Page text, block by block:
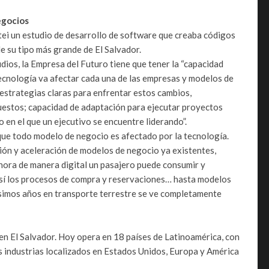
un estudio de desarrollo de software que creaba códigos
su tipo más grande de El Salvador.
la Empresa del Futuro tiene que tener la “capacidad
va afectar cada una de las empresas y modelos de
claras para enfrentar estos cambios,
capacidad de adaptación para ejecutar proyectos
el que un ejecutivo se encuentre liderando”.
todo modelo de negocio es afectado por la tecnología.
y aceleración de modelos de negocio ya existentes,
de manera digital un pasajero puede consumir y
los procesos de compra y reservaciones… hasta modelos
años en transporte terrestre se ve completamente
El Salvador. Hoy opera en 18 países de Latinoamérica, con
localizados en Estados Unidos, Europa y América